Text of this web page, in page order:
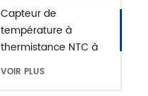
Capteur de
température à
thermistance NTC à
montage fileté pour
VOIR PLUS